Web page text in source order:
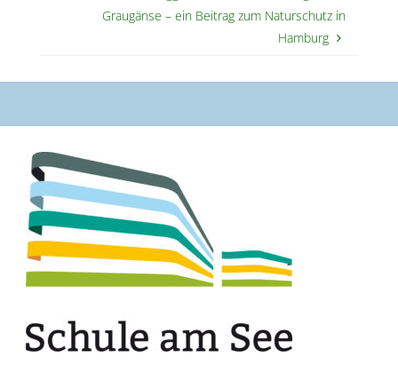
Graugänse – ein Beitrag zum Naturschutz in
Hamburg